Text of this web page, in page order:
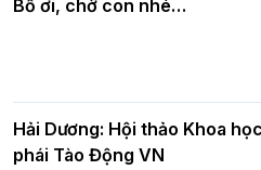
Bố ơi, chờ con nhé…
Hải Dương: Hội thảo Khoa
phái Tào Động VN